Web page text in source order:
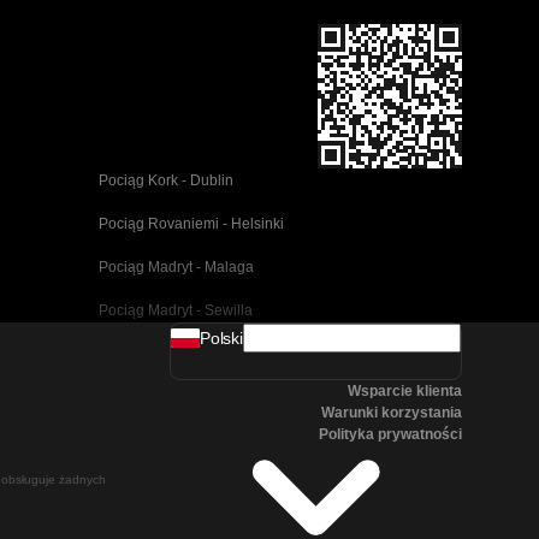
Pociąg Kork - Dublin
Pociąg Rovaniemi - Helsinki
Pociąg Madryt - Malaga
Pociąg Madryt - Sewilla
Pociąg Barcelona - Malaga
Pociąg Seul - Pusan
żadnych
Polski
Wsparcie klienta
Warunki korzystania
Polityka prywatności